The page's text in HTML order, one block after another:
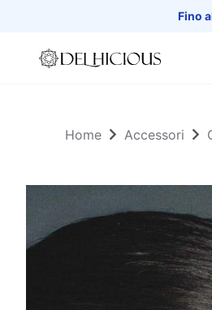
Fino
Home
Home Accessori